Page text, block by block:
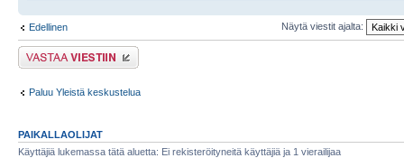
Edellinen Näytä viestit ajalta:
Lähetä vastaus
Paluu Yleistä keskustelua
PAIKALLAOLIJAT
Käyttäjiä lukemassa tätä aluetta: Ei rekisteröityneitä käyttäjiä ja 1 vierailijaa